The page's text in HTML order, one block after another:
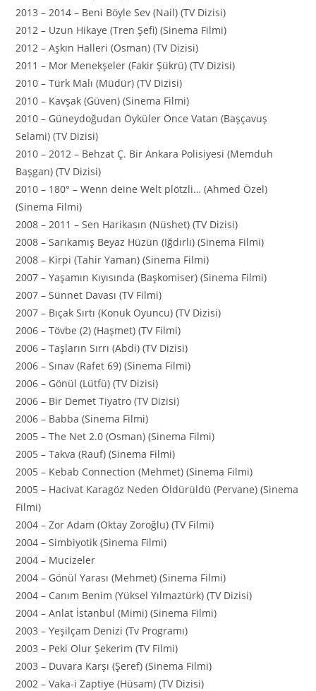
2013 – 2014 – Beni Böyle Sev (Nail) (TV Dizisi)
2012 – Uzun Hikaye (Tren Şefi) (Sinema Filmi)
2012 – Aşkın Halleri (Osman) (TV Dizisi)
2011 – Mor Menekşeler (Fakir Şükrü) (TV Dizisi)
2010 – Türk Malı (Müdür) (TV Dizisi)
2010 – Kavşak (Güven) (Sinema Filmi)
2010 – Güneydoğudan Öyküler Önce Vatan (Başçavuş
Selami) (TV Dizisi)
2010 – 2012 – Behzat Ç. Bir Ankara Polisiyesi (Memduh
Başgan) (TV Dizisi)
2010 – 180° – Wenn deine Welt plötzli… (Ahmed Özel)
(Sinema Filmi)
2008 – 2011 – Sen Harikasın (Nüshet) (TV Dizisi)
2008 – Sarıkamış Beyaz Hüzün (Iğdırlı) (Sinema Filmi)
2008 – Kirpi (Tahir Yaman) (Sinema Filmi)
2007 – Yaşamın Kıyısında (Başkomiser) (Sinema Filmi)
2007 – Sünnet Davası (TV Filmi)
2007 – Bıçak Sırtı (Konuk Oyuncu) (TV Dizisi)
2006 – Tövbe (2) (Haşmet) (TV Filmi)
2006 – Taşların Sırrı (Abdi) (TV Dizisi)
2006 – Sınav (Rafet 69) (Sinema Filmi)
2006 – Gönül (Lütfü) (TV Dizisi)
2006 – Bir Demet Tiyatro (TV Dizisi)
2006 – Babba (Sinema Filmi)
2005 – The Net 2.0 (Osman) (Sinema Filmi)
2005 – Takva (Rauf) (Sinema Filmi)
2005 – Kebab Connection (Mehmet) (Sinema Filmi)
2005 – Hacivat Karagöz Neden Öldürüldü (Pervane) (Sinema
Filmi)
2004 – Zor Adam (Oktay Zoroğlu) (TV Filmi)
2004 – Simbiyotik (Sinema Filmi)
2004 – Mucizeler
2004 – Gönül Yarası (Mehmet) (Sinema Filmi)
2004 – Canım Benim (Yüksel Yılmaztürk) (TV Dizisi)
2004 – Anlat İstanbul (Mimi) (Sinema Filmi)
2003 – Yeşilçam Denizi (Tv Programı)
2003 – Peki Olur Şekerim (TV Filmi)
2003 – Duvara Karşı (Şeref) (Sinema Filmi)
2002 – Vaka-i Zaptiye (Hüsam) (TV Dizisi)